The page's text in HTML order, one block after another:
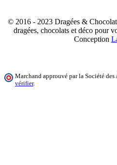
© 2016 - 2023 Dragées &
dragées, chocolats et déco pour
Conception
Marchand approuvé par la Société des
vérifier.